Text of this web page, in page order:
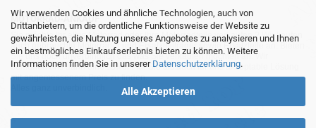
Wir verwenden Cookies und ähnliche Technologien, auch von
Drittanbietern, um die ordentliche Funktionsweise der Website zu
gewährleisten, die Nutzung unseres Angebotes zu analysieren und Ihnen
ein bestmögliches Einkaufserlebnis bieten zu können. Weitere
Informationen finden Sie in unserer Datenschutzerklärung.
Alle Akzeptieren
MOTORRAD-ANKAUF
Sie möchte Ihr altes Motorrad oder Ihre Motorradteile verkaufen ? Wir kaufen
auch gebrauchte Motorräder und Ersatzteilträger sowie Ersatzteile an. Bieten
Sie uns doch unverbindlich das was Sie verkaufen möchten an. Wir
bemühen uns dann eine sowohl für Sie als auch für uns akzeptable Lösung
mit angemessenem Preis zu finden.